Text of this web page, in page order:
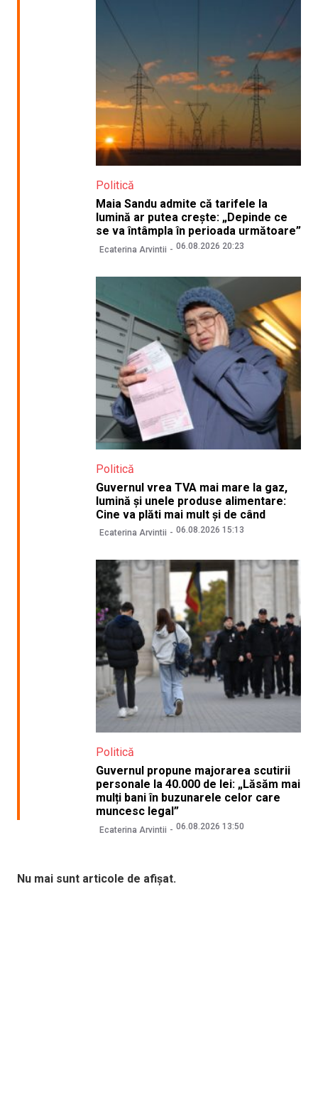
Politică
Maia Sandu admite că tarifele la
lumină ar putea crește: „Depinde ce
se va întâmpla în perioada următoare”
Ecaterina Arvintii 06.08.2026 20:23
Politică
Guvernul vrea TVA mai mare la gaz,
lumină și unele produse alimentare:
Cine va plăti mai mult și de când
Ecaterina Arvintii 06.08.2026 15:13
Politică
Guvernul propune majorarea scutirii
personale la 40.000 de lei: „Lăsăm mai
mulți bani în buzunarele celor care
muncesc legal”
Ecaterina Arvintii 06.08.2026 13:50
Nu mai sunt articole de afișat.